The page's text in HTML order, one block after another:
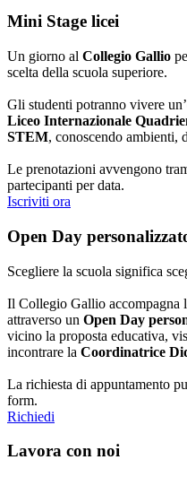
Mini Stage licei
Un giorno al Collegio Gallio
scelta della scuola superiore.
Gli studenti potranno vivere
Liceo Internazionale
STEM, conoscendo ambienti,
Le prenotazioni avvengono
partecipanti per data.
Iscriviti ora
Open Day
Scegliere la scuola significa
Il Collegio Gallio accompagna
attraverso un Open Day
vicino la proposta educativa,
incontrare la Coordinatrice
La richiesta di appuntamento
form.
Richiedi
Lavora con noi